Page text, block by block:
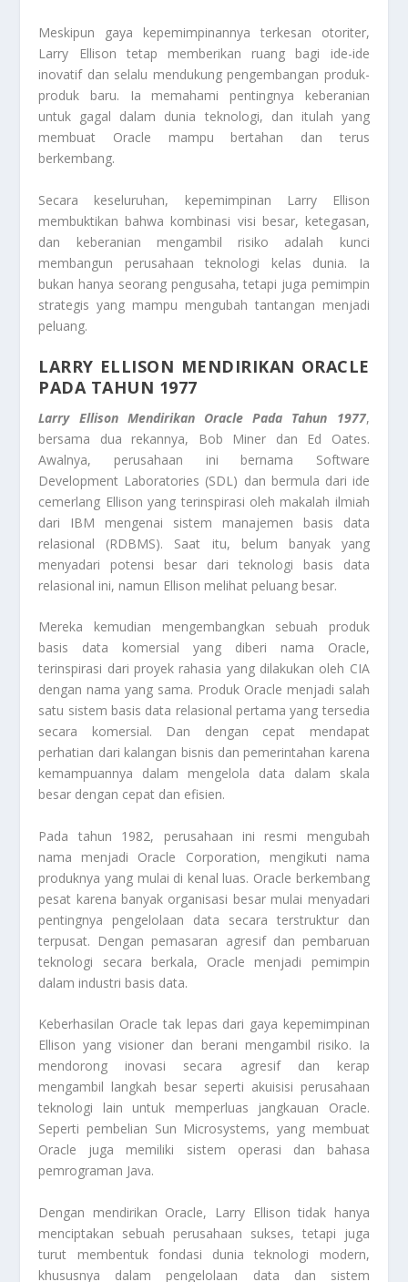
Meskipun gaya kepemimpinannya terkesan otoriter,
Larry Ellison tetap memberikan ruang bagi ide-ide
inovatif dan selalu mendukung pengembangan produk-
produk baru. Ia memahami pentingnya keberanian
untuk gagal dalam dunia teknologi, dan itulah yang
membuat Oracle mampu bertahan dan terus
berkembang.
Secara keseluruhan, kepemimpinan Larry Ellison
membuktikan bahwa kombinasi visi besar, ketegasan,
dan keberanian mengambil risiko adalah kunci
membangun perusahaan teknologi kelas dunia. Ia
bukan hanya seorang pengusaha, tetapi juga pemimpin
strategis yang mampu mengubah tantangan menjadi
peluang.
LARRY ELLISON MENDIRIKAN ORACLE
PADA TAHUN 1977
Larry Ellison Mendirikan Oracle Pada Tahun 1977,
bersama dua rekannya, Bob Miner dan Ed Oates.
Awalnya, perusahaan ini bernama Software
Development Laboratories (SDL) dan bermula dari ide
cemerlang Ellison yang terinspirasi oleh makalah ilmiah
dari IBM mengenai sistem manajemen basis data
relasional (RDBMS). Saat itu, belum banyak yang
menyadari potensi besar dari teknologi basis data
relasional ini, namun Ellison melihat peluang besar.
Mereka kemudian mengembangkan sebuah produk
basis data komersial yang diberi nama Oracle,
terinspirasi dari proyek rahasia yang dilakukan oleh CIA
dengan nama yang sama. Produk Oracle menjadi salah
satu sistem basis data relasional pertama yang tersedia
secara komersial. Dan dengan cepat mendapat
perhatian dari kalangan bisnis dan pemerintahan karena
kemampuannya dalam mengelola data dalam skala
besar dengan cepat dan efisien.
Pada tahun 1982, perusahaan ini resmi mengubah
nama menjadi Oracle Corporation, mengikuti nama
produknya yang mulai di kenal luas. Oracle berkembang
pesat karena banyak organisasi besar mulai menyadari
pentingnya pengelolaan data secara terstruktur dan
terpusat. Dengan pemasaran agresif dan pembaruan
teknologi secara berkala, Oracle menjadi pemimpin
dalam industri basis data.
Keberhasilan Oracle tak lepas dari gaya kepemimpinan
Ellison yang visioner dan berani mengambil risiko. Ia
mendorong inovasi secara agresif dan kerap
mengambil langkah besar seperti akuisisi perusahaan
teknologi lain untuk memperluas jangkauan Oracle.
Seperti pembelian Sun Microsystems, yang membuat
Oracle juga memiliki sistem operasi dan bahasa
pemrograman Java.
Dengan mendirikan Oracle, Larry Ellison tidak hanya
menciptakan sebuah perusahaan sukses, tetapi juga
turut membentuk fondasi dunia teknologi modern,
khususnya dalam pengelolaan data dan sistem